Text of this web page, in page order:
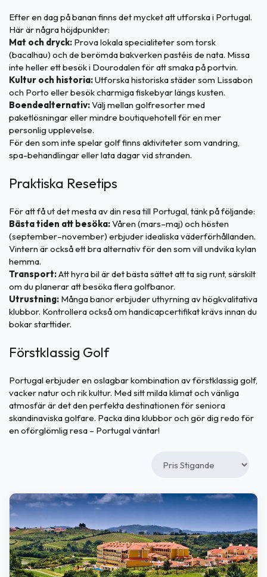
Efter en dag på banan finns det mycket att utforska i Portugal.
Här är några höjdpunkter:
Mat och dryck: Prova lokala specialiteter som torsk
(bacalhau) och de berömda bakverken pastéis de nata. Missa
inte heller ett besök i Dourodalen för att smaka på portvin.
Kultur och historia:Utforska historiska städer som Lissabon
och Porto eller besök charmiga fiskebyar längs kusten.
Boendealternativ:Välj mellan golfresorter med
paketlösningar eller mindre boutiquehotell för en mer
personlig upplevelse.
För den som inte spelar golf finns aktiviteter som vandring,
spa-behandlingar eller lata dagar vid stranden.
Praktiska Resetips
För att få ut det mesta av din resa till Portugal, tänk på följande:
Bästa tiden att besöka:Våren (mars–maj) och hösten
(september–november) erbjuder idealiska väderförhållanden.
Vintern är också ett bra alternativ för den som vill undvika kylan
hemma.
Transport:Att hyra bil är det bästa sättet att ta sig runt, särskilt
om du planerar att besöka flera golfbanor.
Utrustning: Många banor erbjuder uthyrning av högkvalitativa
klubbor. Kontrollera också om handicapcertifikat krävs innan du
bokar starttider.
Förstklassig Golf
Portugal erbjuder en oslagbar kombination av förstklassig golf,
vacker natur och rik kultur. Med sitt milda klimat och vänliga
atmosfär är det den perfekta destinationen för seniora
skandinaviska golfare. Packa dina klubbor och gör dig redo för
en oförglömlig resa – Portugal väntar!